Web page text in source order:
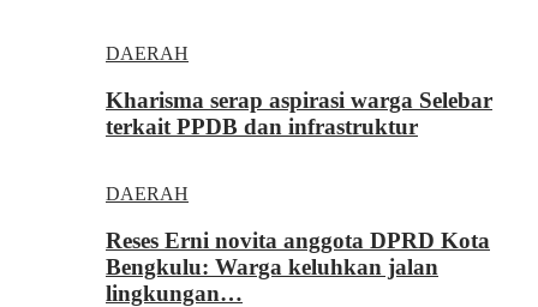
DAERAH
Kharisma serap aspirasi warga Selebar
terkait PPDB dan infrastruktur
DAERAH
Reses Erni novita anggota DPRD Kota
Bengkulu: Warga keluhkan jalan
lingkungan…